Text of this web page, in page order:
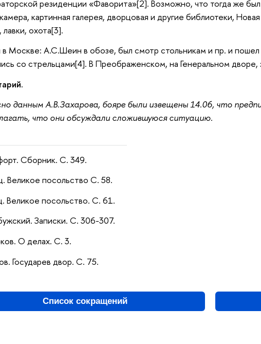
резиденции «Фаворита»[2]. Возможно, что тогда же
картинная галерея, дворцовая и другие библиотеки,
лавки, охота[3].
Москве: А.С.Шеин в обозе, был смотр стольникам и пр. и
со стрельцами[4]. В Преображенском, на Генеральном дворе,
данным А.В.Захарова, бояре были извещены 14.06, что
что они обсуждали сложившуюся ситуацию.
Сборник. С. 349.
Великое посольство С. 58.
Великое посольство. С. 61.
Записки. С. 306-307.
О делах. С. 3.
Государев двор. С. 75.
Список сокращений